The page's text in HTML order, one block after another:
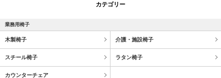
カテゴリー
業務用椅子
木製椅子 介護・施設椅子
スチール椅子 ラタン椅子
カウンターチェア